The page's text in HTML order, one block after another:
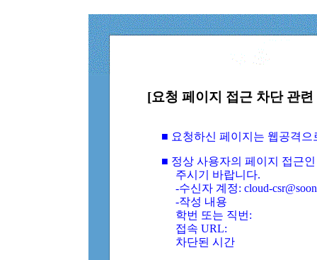
[요청 페이지 접근 차단 관
■ 요청하신 페이지는 웹공격
■ 정상 사용자의 페이지 접근
주시기 바랍니다.
-수신자 계정: cloud-
-작성 내용
학번 또는 직번:
접속 URL:
차단된 시간